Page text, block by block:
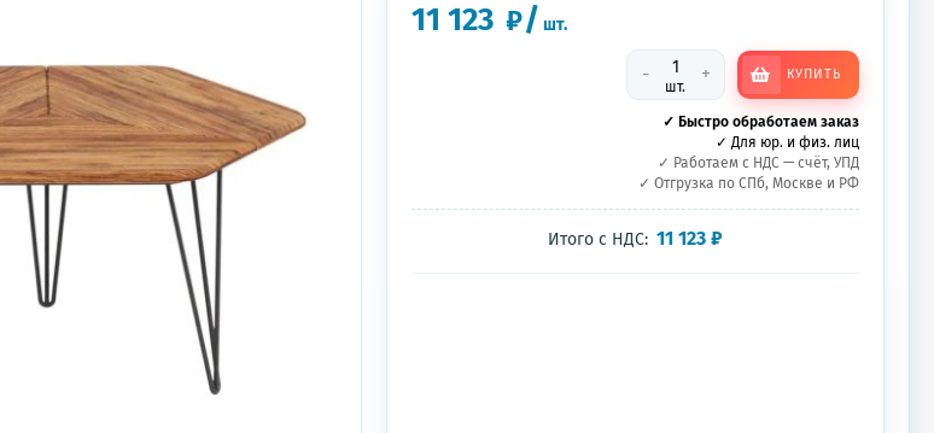
11 123 ₽/ шт.
-
шт.
+ КУПИТЬ
✓ Быстро обработаем заказ
✓ Для юр. и физ. лиц
✓ Работаем с НДС — счёт, УПД
✓ Отгрузка по СПб, Москве и РФ
Итого с НДС: 11 123₽